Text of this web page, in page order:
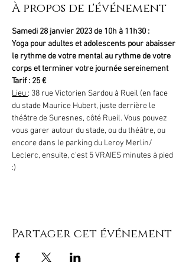
À propos de l'événement
Samedi 28 janvier 2023 de 10h à 11h30 :
Yoga pour adultes et adolescents pour abaisser
le rythme de votre mental au rythme de votre
corps et terminer votre journée sereinement
Tarif : 25 €
Lieu : 38 rue Victorien Sardou à Rueil (en face
du stade Maurice Hubert, juste derrière le
théâtre de Suresnes, côté Rueil. Vous pouvez
vous garer autour du stade, ou du théâtre, ou
encore dans le parking du Leroy Merlin/
Leclerc, ensuite, c'est 5 VRAIES minutes à pied
:)
Partager cet événement